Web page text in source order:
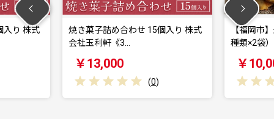
焼き菓子詰め合わせ 15個入り 株式
会社玉利軒《3…
￥13,000
(0 )
【福岡市】米粉の焼
種類×2袋）
￥10,000
(